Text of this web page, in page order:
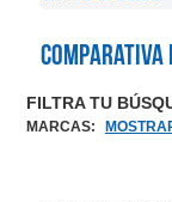
Comparativa
FILTRA TU
MARCAS: